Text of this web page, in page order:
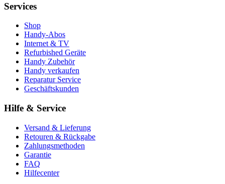
Services
Shop
Handy-Abos
Internet & TV
Refurbished Geräte
Handy Zubehör
Handy verkaufen
Reparatur Service
Geschäftskunden
Hilfe & Service
Versand & Lieferung
Retouren & Rückgabe
Zahlungsmethoden
Garantie
FAQ
Hilfecenter